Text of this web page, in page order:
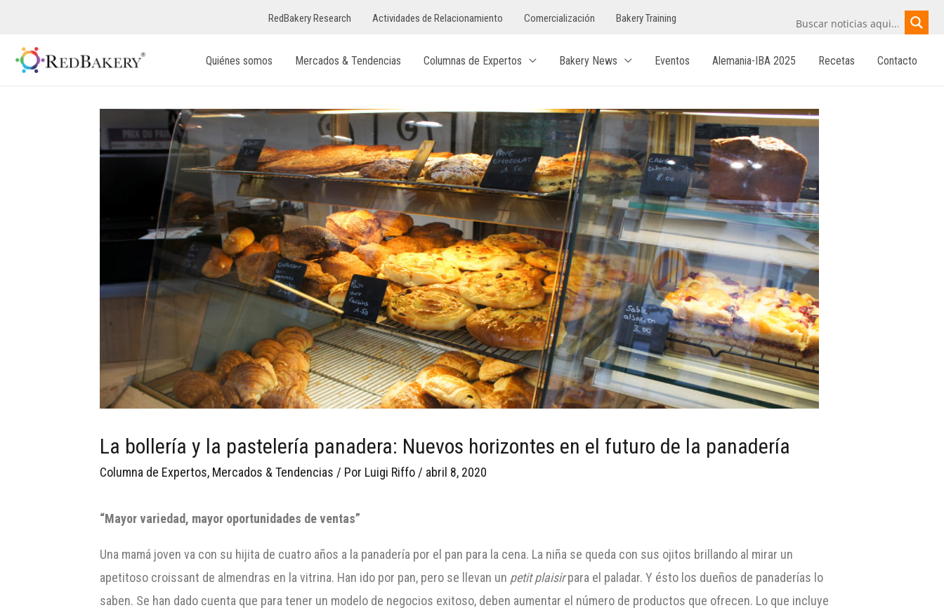
RedBakery Research Actividades de Relacionamiento Comercialización Bakery Training
Quiénes somos Mercados & Tendencias Columnas de Expertos Bakery News Eventos Alemania-IBA 2025 Recetas Contacto
La bollería y la pastelería panadera: Nuevos horizontes en el futuro de la panadería
Columna de Expertos, Mercados & Tendencias / Por Luigi Riffo / abril 8, 2020
“Mayor variedad, mayor oportunidades de ventas”
Una mamá joven va con su hijita de cuatro años a la panadería por el pan para la cena. La niña se queda con sus ojitos brillando al mirar un
apetitoso croissant de almendras en la vitrina. Han ido por pan, pero se llevan un petit plaisirpara el paladar. Y ésto los dueños de panaderías lo
saben. Se han dado cuenta que para tener un modelo de negocios exitoso, deben aumentar el número de productos que ofrecen. Lo que incluye